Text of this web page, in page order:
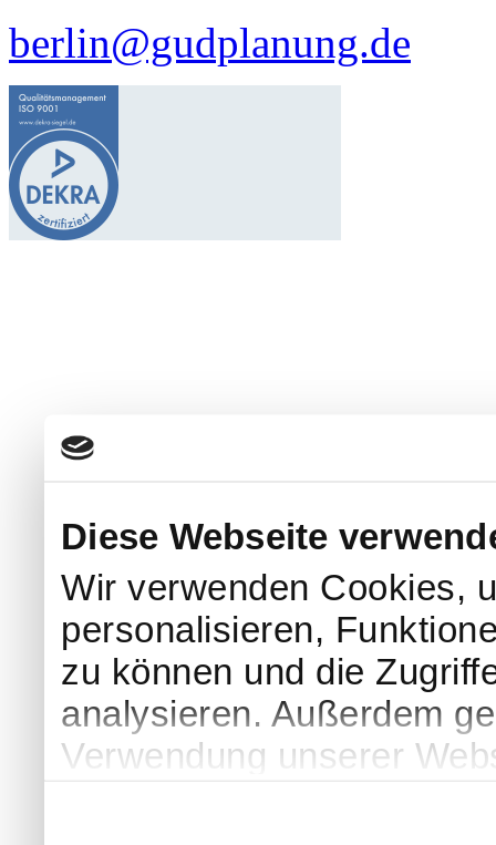
Diese Webseite
Wir verwenden Cookies,
personalisieren,
zu können und die
analysieren. Außerdem
Verwendung unserer
berlin@gudplanung.de